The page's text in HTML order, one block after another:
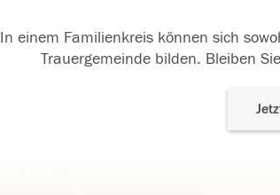
In einem Familienkreis können sich
Trauergemeinde bilden. Bleiben